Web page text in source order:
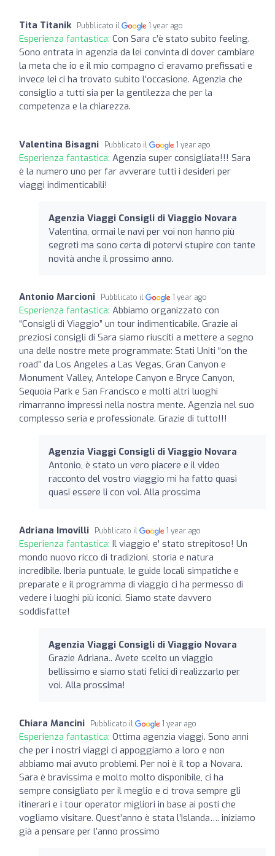
Tita Titanik Pubblicato il 1 year ago
Esperienza fantastica: Con Sara c’è stato subito feeling.
Sono entrata in agenzia da lei convinta di dover cambiare
la meta che io e il mio compagno ci eravamo prefissati e
invece lei ci ha trovato subito l’occasione. Agenzia che
consiglio a tutti sia per la gentilezza che per la
competenza e la chiarezza.
Valentina Bisagni Pubblicato il 1 year ago
Esperienza fantastica: Agenzia super consigliata!!! Sara
è la numero uno per far avverare tutti i desideri per
viaggi indimenticabili!
Agenzia Viaggi Consigli di Viaggio Novara
Valentina, ormai le navi per voi non hanno più
segreti ma sono certa di potervi stupire con tante
novità anche il prossimo anno.
Antonio Marcioni Pubblicato il 1 year ago
Esperienza fantastica: Abbiamo organizzato con
“Consigli di Viaggio” un tour indimenticabile. Grazie ai
preziosi consigli di Sara siamo riusciti a mettere a segno
una delle nostre mete programmate: Stati Uniti “on the
road” da Los Angeles a Las Vegas, Gran Canyon e
Monument Valley, Antelope Canyon e Bryce Canyon,
Sequoia Park e San Francisco e molti altri luoghi
rimarranno impressi nella nostra mente. Agenzia nel suo
complesso seria e professionale. Grazie di tutto!!!
Agenzia Viaggi Consigli di Viaggio Novara
Antonio, è stato un vero piacere e il video
racconto del vostro viaggio mi ha fatto quasi
quasi essere li con voi. Alla prossima
Adriana Imovilli Pubblicato il 1 year ago
Esperienza fantastica: Il viaggio e' stato strepitoso! Un
mondo nuovo ricco di tradizioni, storia e natura
incredibile. Iberia puntuale, le guide locali simpatiche e
preparate e il programma di viaggio ci ha permesso di
vedere i luoghi più iconici. Siamo state davvero
soddisfatte!
Agenzia Viaggi Consigli di Viaggio Novara
Grazie Adriana.. Avete scelto un viaggio
bellissimo e siamo stati felici di realizzarlo per
voi. Alla prossima!
Chiara Mancini Pubblicato il 1 year ago
Esperienza fantastica: Ottima agenzia viaggi. Sono anni
che per i nostri viaggi ci appoggiamo a loro e non
abbiamo mai avuto problemi. Per noi è il top a Novara.
Sara è bravissima e molto molto disponibile, ci ha
sempre consigliato per il meglio e ci trova sempre gli
itinerari e i tour operator migliori in base ai posti che
vogliamo visitare. Quest’anno è stata l’Islanda…. iniziamo
già a pensare per l’anno prossimo